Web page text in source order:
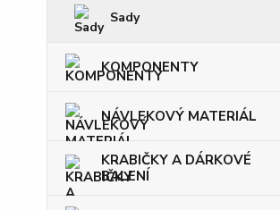
Sady
KOMPONENTY
NÁVLEKOVÝ MATERIÁL
KRABIČKY A DÁRKOVÉ
BALENÍ